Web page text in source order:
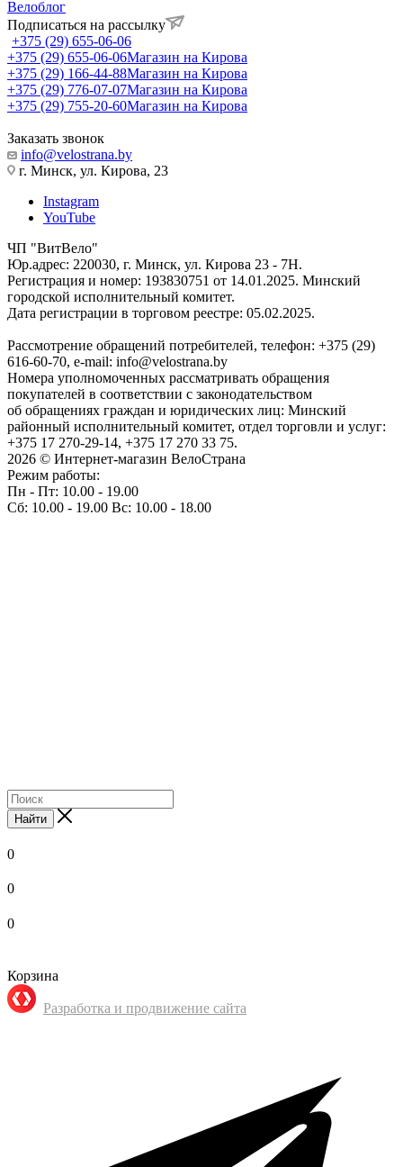
Велоблог
Подписаться на рассылку
+375 (29) 655-06-06
+375 (29) 655-06-06Магазин на Кирова
+375 (29) 166-44-88Магазин на Кирова
+375 (29) 776-07-07Магазин на Кирова
+375 (29) 755-20-60Магазин на Кирова
Заказать звонок
info@velostrana.by
г. Минск, ул. Кирова, 23
Instagram
YouTube
ЧП "ВитВело"
Юр.адрес: 220030, г. Минск, ул. Кирова 23 - 7Н.
Регистрация и номер: 193830751 от 14.01.2025. Минский
городской исполнительный комитет.
Дата регистрации в торговом реестре: 05.02.2025.
Рассмотрение обращений потребителей, телефон: +375 (29)
616-60-70, e-mail: info@velostrana.by
Номера уполномоченных рассматривать обращения
покупателей в соответствии с законодательством
об обращениях граждан и юридических лиц: Минский
районный исполнительный комитет, отдел торговли и услуг:
+375 17 270-29-14, +375 17 270 33 75.
2026 © Интернет-магазин ВелоСтрана
Режим работы:
Пн - Пт: 10.00 - 19.00
Сб: 10.00 - 19.00 Вс: 10.00 - 18.00
Найти
0
0
0
Корзина
Разработка и продвижение сайта